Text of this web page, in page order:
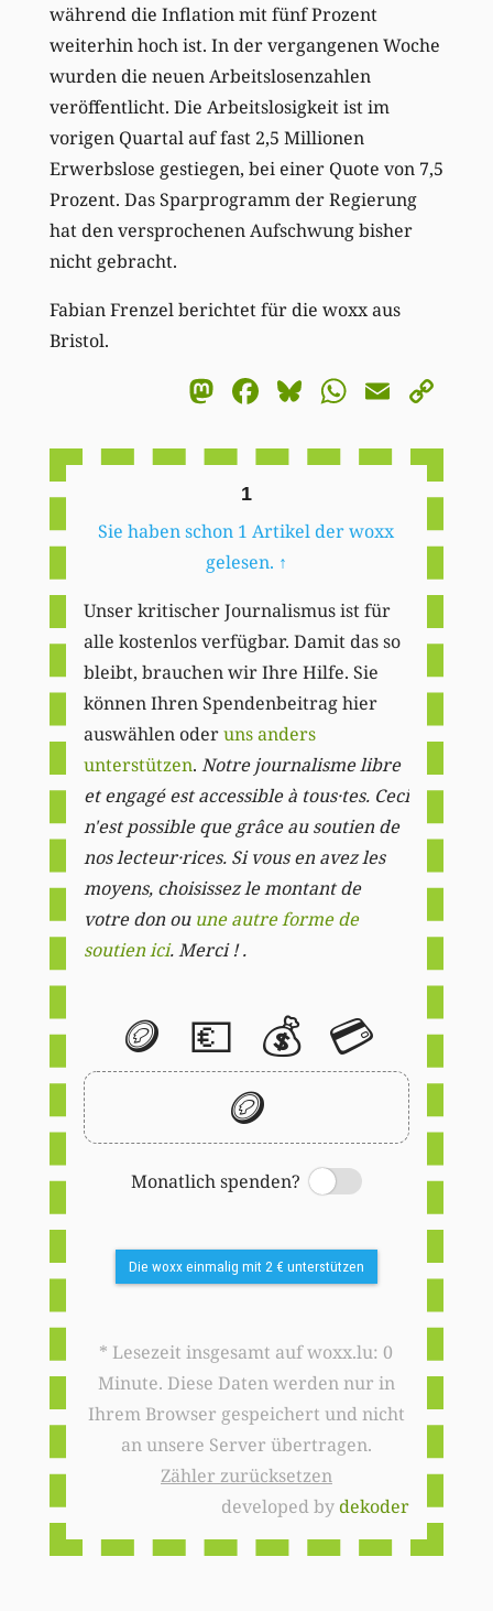
während die Inflation mit fünf Prozent
weiterhin hoch ist. In der vergangenen Woche
wurden die neuen Arbeitslosenzahlen
veröffentlicht. Die Arbeitslosigkeit ist im
vorigen Quartal auf fast 2,5 Millionen
Erwerbslose gestiegen, bei einer Quote von 7,5
Prozent. Das Sparprogramm der Regierung
hat den versprochenen Aufschwung bisher
nicht gebracht.
Fabian Frenzel berichtet für die woxx aus
Bristol.
Mastodon
Facebook
BlueskyEmail
1
Sie haben schon 1 Artikel der woxx
gelesen. ↑
Unser kritischer Journalismus ist für
alle kostenlos verfügbar. Damit das so
bleibt, brauchen wir Ihre Hilfe. Sie
können Ihren Spendenbeitrag hier
auswählen oderuns anders
unterstützen. Notre journalisme libre
et engagé est accessible à tous·tes. Ceci
n'est possible que grâce au soutien de
nos lecteur·rices. Si vous en avez les
moyens, choisissez le montant de
votre don ou une autre forme de
soutien ici. Merci ! .
🪙 💶 💰 💳
🪙
Monatlich spenden?
Switch
Die woxx einmalig mit 2 € unterstützen
* Lesezeit insgesamt auf woxx.lu: 0
Minute. Diese Daten werden nur in
Ihrem Browser gespeichert und nicht
an unsere Server übertragen.
Zähler zurücksetzen
developed bydekoder